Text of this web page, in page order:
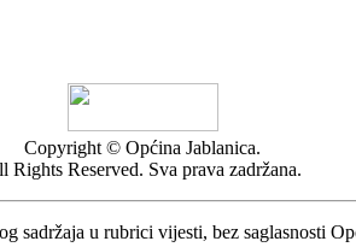
Copyright © Općina Jablanica.
Rights Reserved. Sva prava zadržana.
sadržaja u rubrici vijesti, bez saglasnosti